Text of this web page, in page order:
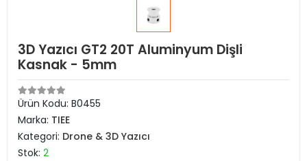
3D Yazıcı GT2 20T Aluminyum Dişli
Kasnak - 5mm
Ürün Kodu: B0455
Marka: TIEE
Kategori: Drone & 3D Yazıcı
Stok: 2